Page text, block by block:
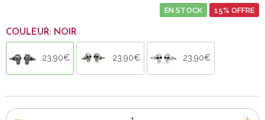
EN STOCK 15% OFFRE
COULEUR: NOIR
23,90€ 23,90€ 23,90€
Nombre